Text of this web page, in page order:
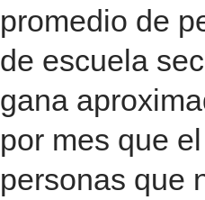
promedio de
de escuela
gana
por mes que
personas que